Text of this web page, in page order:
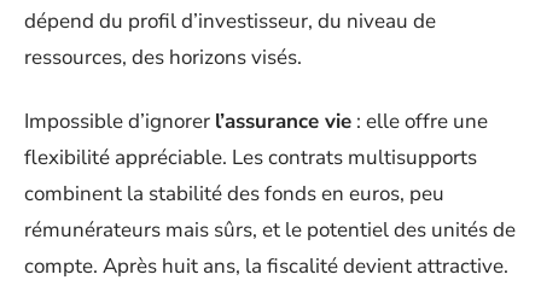
dépend du profil d’investisseur, du niveau de
ressources, des horizons visés.
Impossible d’ignorer l’assurance vie : elle offre une
flexibilité appréciable. Les contrats multisupports
combinent la stabilité des fonds en euros, peu
rémunérateurs mais sûrs, et le potentiel des unités de
compte. Après huit ans, la fiscalité devient attractive.